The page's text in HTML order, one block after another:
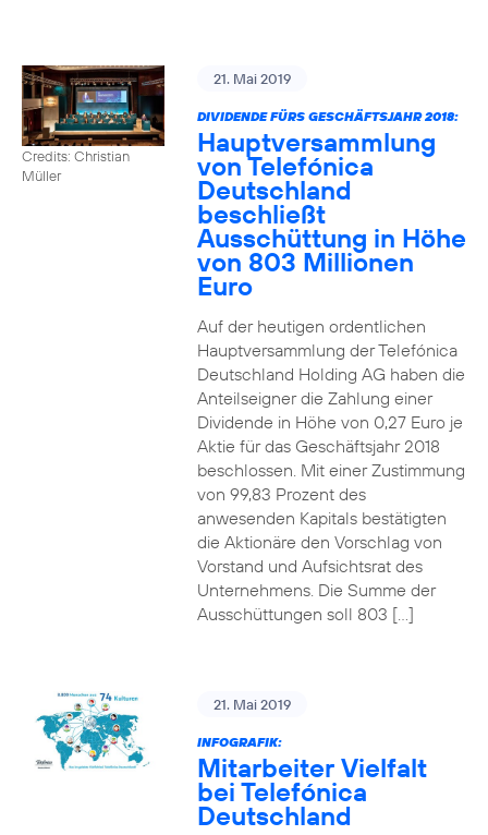
Credits: Christian
Müller
21. Mai 2019
DIVIDENDE FÜRS GESCHÄFTSJAHR 2018:
Hauptversammlung
von Telefónica
Deutschland
beschließt
Ausschüttung in Höhe
von 803 Millionen
Euro
Auf der heutigen ordentlichen
Hauptversammlung der Telefónica
Deutschland Holding AG haben die
Anteilseigner die Zahlung einer
Dividende in Höhe von 0,27 Euro je
Aktie für das Geschäftsjahr 2018
beschlossen. Mit einer Zustimmung
von 99,83 Prozent des
anwesenden Kapitals bestätigten
die Aktionäre den Vorschlag von
Vorstand und Aufsichtsrat des
Unternehmens. Die Summe der
Ausschüttungen soll 803 […]
21. Mai 2019
INFOGRAFIK:
Mitarbeiter Vielfalt
bei Telefónica
Deutschland